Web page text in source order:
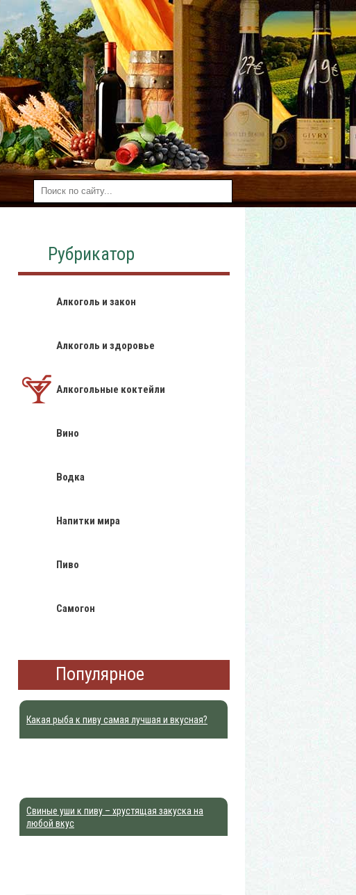
Рубрикатор
Алкоголь и закон
Алкоголь и здоровье
Алкогольные коктейли
Вино
Водка
Напитки мира
Пиво
Самогон
Популярное
Какая рыба к пиву самая лучшая и вкусная?
Свиные уши к пиву – хрустящая закуска на
любой вкус